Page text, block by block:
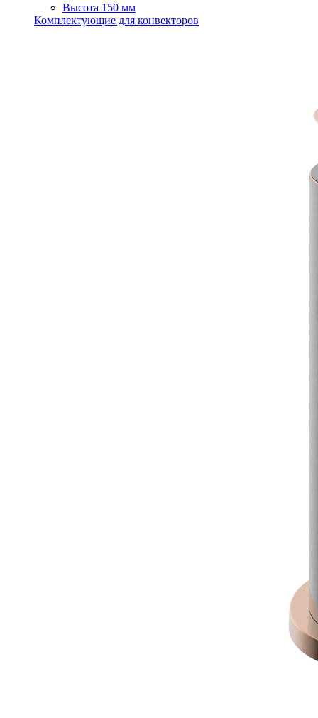
Высота 150 мм
Комплектующие для конвекторов